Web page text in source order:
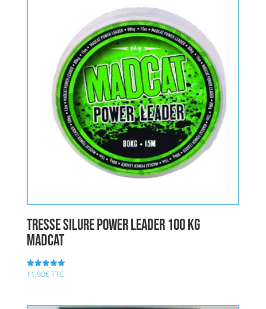
Tresse Silure POWER LEADER 100 kg
MADCAT
Note
5.00
11,90€TTC